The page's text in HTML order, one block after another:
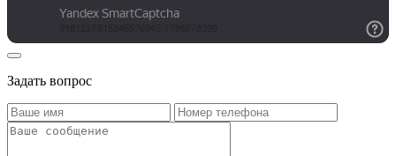
Задать вопрос